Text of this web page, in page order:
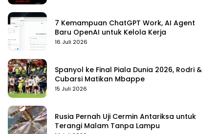
7 Kemampuan ChatGPT Work, AI Agent
Baru OpenAI untuk Kelola Kerja
16 Juli 2026
Spanyol ke Final Piala Dunia 2026, Rodri &
Cubarsi Matikan Mbappe
15 Juli 2026
Rusia Pernah Uji Cermin Antariksa untuk
Terangi Malam Tanpa Lampu